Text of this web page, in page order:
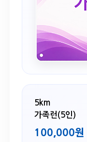
5km
가족런(5인)
100,000원